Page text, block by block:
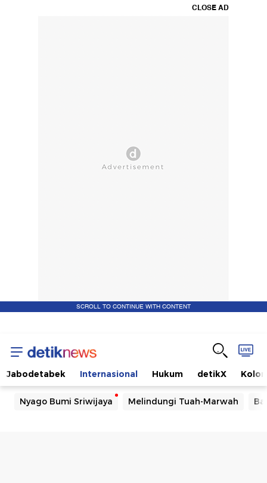
CLOSE AD
SCROLL TO CONTINUE WITH CONTENT
Jabodetabek Internasional Hukum detikX
Nyago Bumi Sriwijaya Melindungi Tuah-Marwah